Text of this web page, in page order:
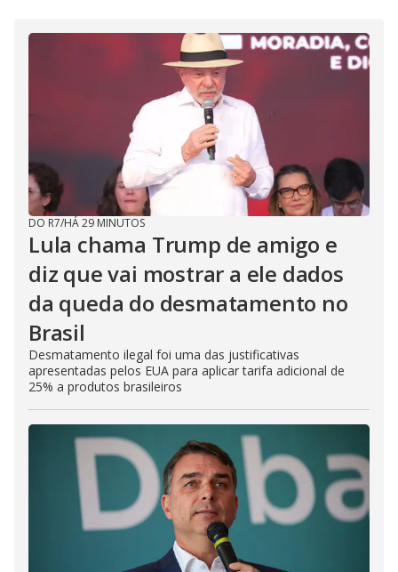
DO R7/HÁ 29 MINUTOS
Lula chama Trump de amigo e
diz que vai mostrar a ele dados
da queda do desmatamento no
Brasil
Desmatamento ilegal foi uma das justificativas
apresentadas pelos EUA para aplicar tarifa adicional de
25% a produtos brasileiros